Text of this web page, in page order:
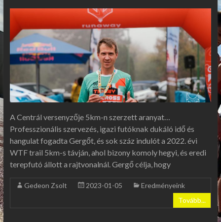
A Centrál versenyzője 5km-n szerzett aranyat…
Professzionális szervezés, igazi futóknak dukáló idő és
hangulat fogadta Gergőt, és sok száz indulót a 2022. évi
WTF trail 5km-s távján, ahol bizony komoly hegyi, és eredi
terepfutó állott a rajtvonalnál. Gergő célja, hogy
Gedeon Zsolt 2023-01-05
Eredményeink
Tovább...